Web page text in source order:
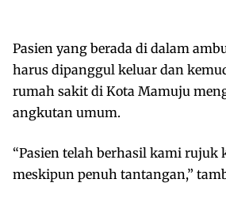
Pasien yang berada di dalam
harus dipanggul keluar dan
rumah sakit di Kota Mamuju
angkutan umum.
“Pasien telah berhasil kami rujuk
meskipun penuh tantangan,”